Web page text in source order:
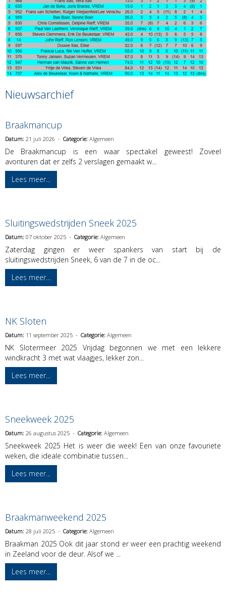
Nieuwsarchief
Braakmancup
Datum: 21 juli 2026 - Categorie: Algemeen
De Braakmancup is een waar spectakel geweest! Zoveel
avonturen dat er zelfs 2 verslagen gemaakt w...
Lees meer...
Sluitingswedstrijden Sneek 2025
Datum: 07 oktober 2025 - Categorie: Algemeen
Zaterdag gingen er weer spankers van start bij de
sluitingswedstrijden Sneek, 6 van de 7 in de oc...
Lees meer...
NK Sloten
Datum: 11 september 2025 - Categorie: Algemeen
NK Slotermeer 2025 Vrijdag begonnen we met een lekkere
windkracht 3 met wat vlaagjes, lekker zon...
Lees meer...
Sneekweek 2025
Datum: 26 augustus 2025 - Categorie: Algemeen
Sneekweek 2025 Het is weer die week! Een van onze favouriete
weken, die ideale combinatie tussen...
Lees meer...
Braakmanweekend 2025
Datum: 28 juli 2025 - Categorie: Algemeen
Braakman 2025 Ook dit jaar stond er weer een prachtig weekend
in Zeeland voor de deur. Alsof we ...
Lees meer...